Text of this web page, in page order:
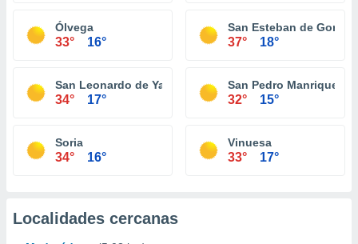
Ólvega
33° 16°
San Esteban de Gormaz
37° 18°
San Leonardo de Yagüe
34° 17°
San Pedro Manrique
32° 15°
Soria
34° 16°
Vinuesa
33° 17°
Localidades cercanas